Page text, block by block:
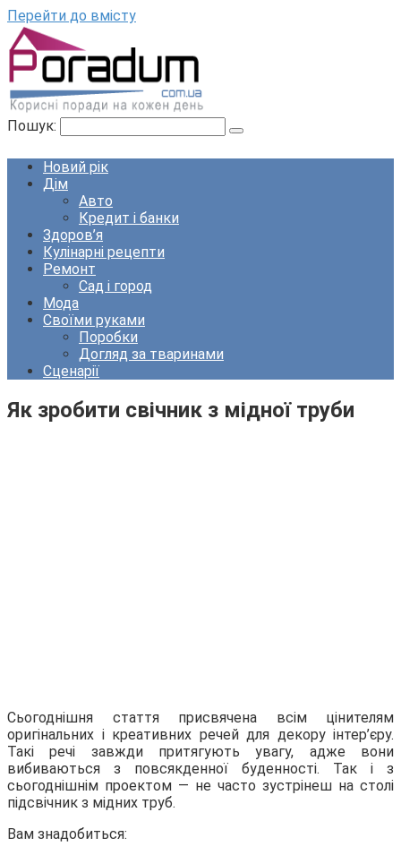
Перейти до вмісту
Пошук:
Новий рік
Дім
Авто
Кредит і банки
Здоров’я
Кулінарні рецепти
Ремонт
Сад і город
Мода
Своїми руками
Поробки
Догляд за тваринами
Сценарії
Як зробити свічник з мідної труби
Сьогоднішня стаття присвячена всім цінителям
оригінальних і креативних речей для декору інтер’єру.
Такі речі завжди притягують увагу, адже вони
вибиваються з повсякденної буденності. Так і з
сьогоднішнім проектом — не часто зустрінеш на столі
підсвічник з мідних труб.
Вам знадобиться: